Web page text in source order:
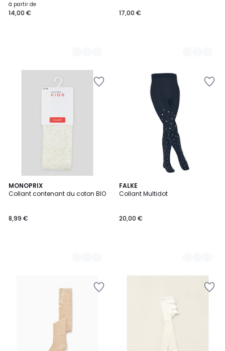
à partir de
14,00 € 17,00 €
MONOPRIX
Collant contenant du coton BIO
8,99 €
3
Couleurs
FALKE
Collant Multidot
20,00 €
2
Couleurs